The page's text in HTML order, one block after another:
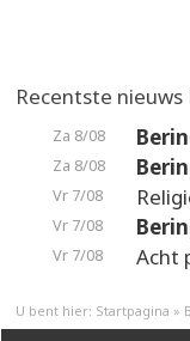
Recentste nieuws
Za 8/08
Za 8/08
Vr 7/08
Vr 7/08
Vr 7/08 Acht
U bent hier: Startpagina »